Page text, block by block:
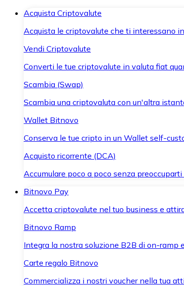
Acquista Criptovalute
Acquista le criptovalute che ti interessano
Vendi Criptovalute
Converti le tue criptovalute in valuta fiat
Scambia (Swap)
Scambia una criptovaluta con un'altra
Wallet Bitnovo
Conserva le tue cripto in un Wallet self-
Acquisto ricorrente (DCA)
Accumulare poco a poco senza
Bitnovo Pay
Accetta criptovalute nel tuo business e
Bitnovo Ramp
Integra la nostra soluzione B2B di on-
Carte regalo Bitnovo
Commercializza i nostri voucher nella tua